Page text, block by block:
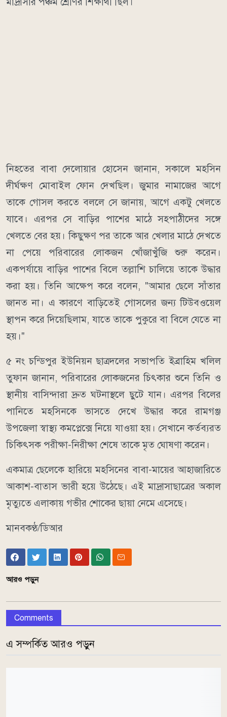
নিহতের বাবা দেলোয়ার হোসেন জানান, সকালে মহসিন
দীর্ঘক্ষণ মোবাইল ফোন দেখছিল। জুমার নামাজের আগে
তাকে গোসল করতে বললে সে জানায়, আগে একটু খেলতে
যাবে। এরপর সে বাড়ির পাশের মাঠে সহপাঠীদের সঙ্গে
খেলতে বের হয়। কিছুক্ষণ পর তাকে আর খেলার মাঠে দেখতে
না পেয়ে পরিবারের লোকজন খোঁজাখুঁজি শুরু করেন।
একপর্যায়ে বাড়ির পাশের বিলে তল্লাশি চালিয়ে তাকে উদ্ধার
করা হয়। তিনি আক্ষেপ করে বলেন, "আমার ছেলে সাঁতার
জানত না। এ কারণে বাড়িতেই গোসলের জন্য টিউবওয়েল
স্থাপন করে দিয়েছিলাম, যাতে তাকে পুকুরে বা বিলে যেতে না
হয়।"
৫ নং চন্ডিপুর ইউনিয়ন ছাত্রদলের সভাপতি ইব্রাহিম খলিল
তুফান জানান, পরিবারের লোকজনের চিৎকার শুনে তিনি ও
স্থানীয় বাসিন্দারা দ্রুত ঘটনাস্থলে ছুটে যান। এরপর বিলের
পানিতে মহসিনকে ভাসতে দেখে উদ্ধার করে রামগঞ্জ
উপজেলা স্বাস্থ্য কমপ্লেক্সে নিয়ে যাওয়া হয়। সেখানে কর্তব্যরত
চিকিৎসক পরীক্ষা-নিরীক্ষা শেষে তাকে মৃত ঘোষণা করেন।
একমাত্র ছেলেকে হারিয়ে মহসিনের বাবা-মায়ের আহাজারিতে
আকাশ-বাতাস ভারী হয়ে উঠেছে। এই মাদ্রাসাছাত্রের অকাল
মৃত্যুতে এলাকায় গভীর শোকের ছায়া নেমে এসেছে।
মানবকণ্ঠ/ডিআর
আরও পড়ুন
Comments
এ সম্পর্কিত আরও পড়ুন